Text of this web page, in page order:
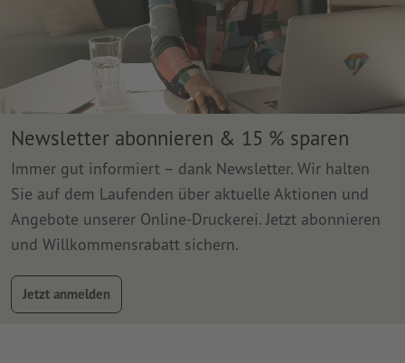
Newsletter abonnieren & 15 % sparen
Immer gut informiert – dank Newsletter. Wir halten
Sie auf dem Laufenden über aktuelle Aktionen und
Angebote unserer Online-Druckerei. Jetzt abonnieren
und Willkommensrabatt sichern.
Jetzt anmelden